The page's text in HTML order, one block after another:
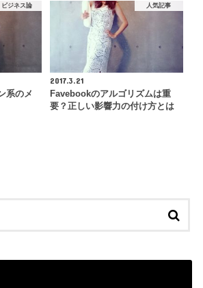
ビジネス論
系のメ
人気記事
2017.3.21
Favebookのアルゴリズムは重
要？正しい影響力の付け方とは